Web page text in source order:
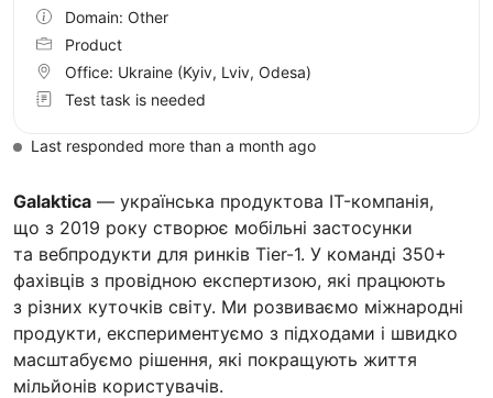
Galaktica — українська продуктова IT-компанія,
що з 2019 року створює мобільні застосунки
та вебпродукти для ринків Tier-1. У команді 350+
фахівців з провідною експертизою, які працюють
з різних куточків світу. Ми розвиваємо міжнародні
продукти, експериментуємо з підходами і швидко
масштабуємо рішення, які покращують життя
мільйонів користувачів.
Domain: Other
Product
Office: Ukraine (Kyiv, Lviv, Odesa)
Test task is needed
Last responded more than a month ago